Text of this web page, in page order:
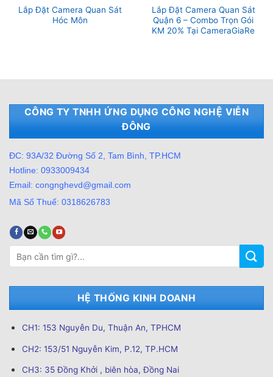
Lắp Đặt Camera Quan Sát
Hóc Môn
Lắp Đặt Camera Quan Sát
Quận 6 – Combo Trọn Gói
KM 20% Tại CameraGiaRe
CÔNG TY TNHH ỨNG DỤNG CÔNG NGHỆ VIỄN
ĐÔNG
ĐC: 93A/32 Đường Số 2, Tam Bình, TP.HCM
Hotline: 0933009434
Email: congnghevd@gmail.com
Mã Số Thuế: 0318626783
Tìm
kiếm:
HỆ THỐNG KINH DOANH
CH1: 153 Nguyễn Du, Thuận An, TPHCM
CH2: 153/51 Nguyễn Kim, P.12, TP.HCM
CH3: 35 Đồng Khởi , biên hòa, Đồng Nai